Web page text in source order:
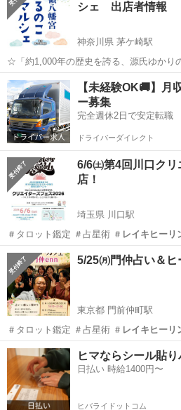
シェ 出店者情報
神奈川県 茅ケ崎駅
☆「約1,000年の歴史を誇る、源氏ゆかり
人に知ってもらいたい」「鶴嶺地区の活
いを実現するマルシェです。
==============================...
神奈川 茅ヶ崎市 茅ケ崎駅 地
【未経験OK🚚】月
ー募集
完全週休2日で安定転職
ドライバーダイレクト
6/6㈯第4回川口ク
店！
埼玉県 川口駅
＃タロット鑑定 ＃占星術 ＃ レイキヒーリ
…埼玉 川口市 川口駅 地域/お祭り
5/25㈪門仲占い＆
東京都 門前仲町駅
＃タロット鑑定 ＃占星術 ＃ レイキヒーリ
…東京 江東区 門前仲町駅 ワー
ヒマならシール貼り
日払い 時給1400円〜
ヒバライドットコム